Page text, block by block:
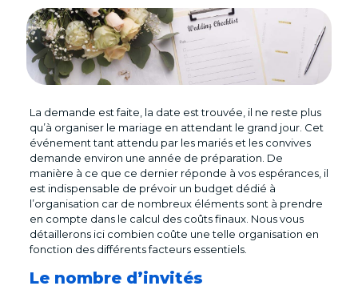
La demande est faite, la date est trouvée, il ne reste plus
qu’à organiser le mariage en attendant le grand jour. Cet
événement tant attendu par les mariés et les convives
demande environ une année de préparation. De
manière à ce que ce dernier réponde à vos espérances, il
est indispensable de prévoir un budget dédié à
l’organisation car de nombreux éléments sont à prendre
en compte dans le calcul des coûts finaux. Nous vous
détaillerons ici combien coûte une telle organisation en
fonction des différents facteurs essentiels.
Le nombre d’invités